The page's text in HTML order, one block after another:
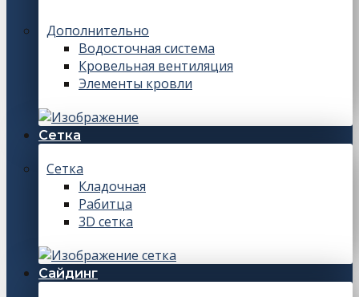
Дополнительно
Водосточная система
Кровельная вентиляция
Элементы кровли
Сетка
Сетка
Кладочная
Рабитца
3D сетка
Сайдинг